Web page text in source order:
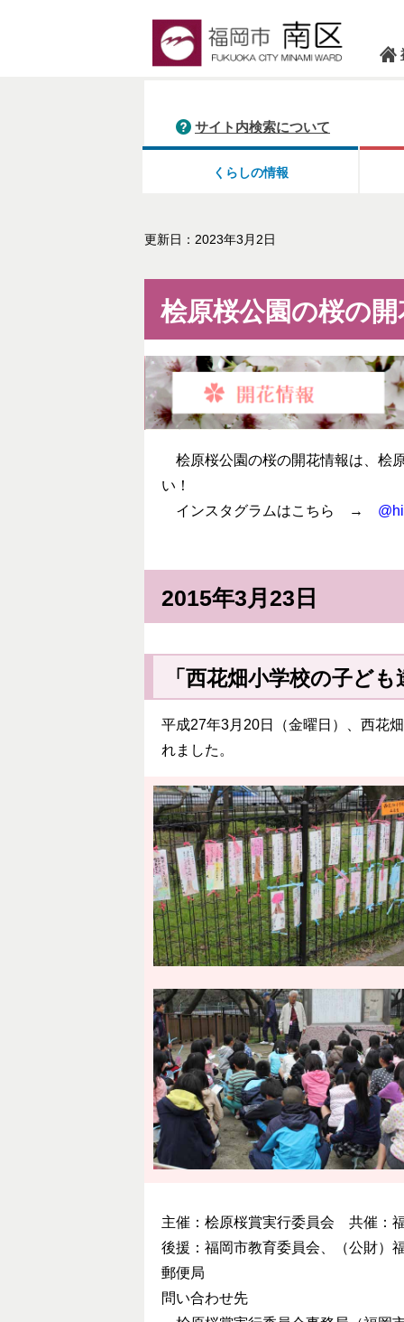
サイト内検索について
くらしの情報
更新日：2023年3月2日
桧原桜公園の桜の
桧原桜公園の桜の開花情報は、桧
い！
インスタグラムはこちら →
2015年3月23日
「西花畑小学校の子ど
平成27年3月20日（金曜日）、西花
れました。
主催：桧原桜賞実行委員会 共催
後援：福岡市教育委員会、（公財）
郵便局
問い合わせ先